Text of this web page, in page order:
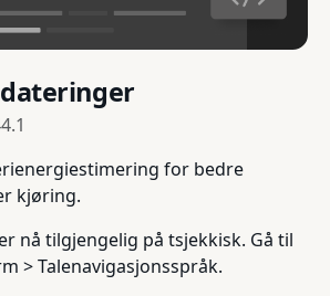
for bedre
kjøring.
nå tilgjengelig på tsjekkisk. Gå til
> Talenavigasjonsspråk.